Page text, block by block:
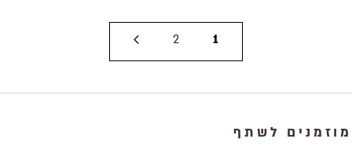
1
2
מוזמנים לשתף